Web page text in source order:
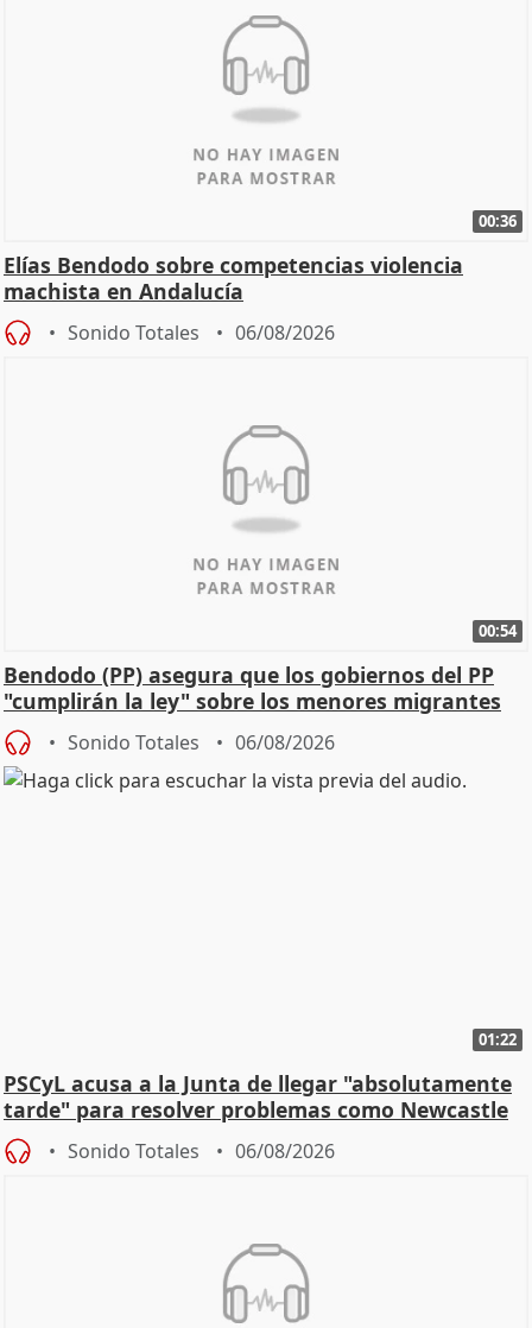
00:36
Elías Bendodo sobre competencias violencia
machista en Andalucía
Sonido Totales 06/08/2026
00:54
Bendodo (PP) asegura que los gobiernos del PP
"cumplirán la ley" sobre los menores migrantes
Sonido Totales 06/08/2026
01:22
PSCyL acusa a la Junta de llegar "absolutamente
tarde" para resolver problemas como Newcastle
Sonido Totales 06/08/2026